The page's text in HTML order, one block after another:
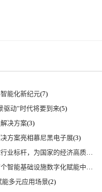
能化新纪元(7)
驱动”时代将要到来(5)
决方案(3)
方案亮相慕尼黑电子展(3)
献更大力量|上海电气集团党委书记、董事长吴磊来访
能基础设施数字化赋能中心
多元应用场景(2)